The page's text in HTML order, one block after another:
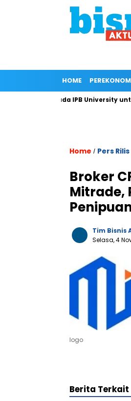
HOME
Kepada IPB University untuk
Home / Pers Rilis
Broker
Mitrade,
Tim Bisnis
Selasa, 4
logo
Berita Terkait